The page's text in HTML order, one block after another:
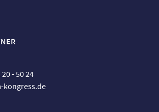
- 50 24
kongress.de